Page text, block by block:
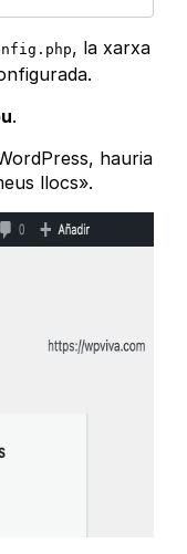
, la xarxa
.
hauria
llocs».